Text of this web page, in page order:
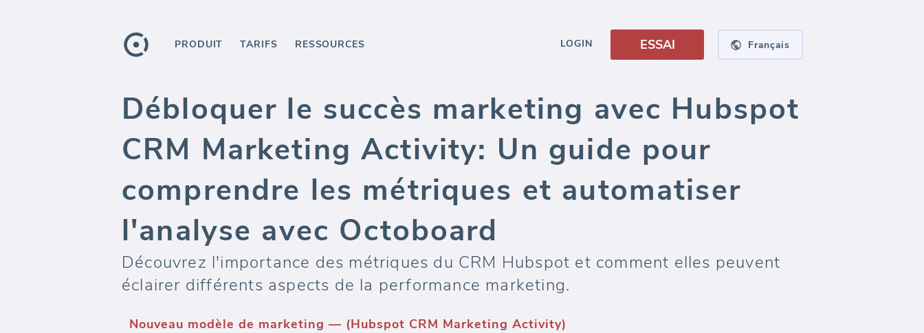
PRODUIT TARIFS RESSOURCES LOGIN ESSAI Français
Débloquer le succès marketing avec Hubspot
CRM Marketing Activity: Un guide pour
comprendre les métriques et automatiser
l'analyse avec Octoboard
Découvrez l'importance des métriques du CRM Hubspot et comment elles peuvent
éclairer différents aspects de la performance marketing.
Nouveau modèle de marketing — (Hubspot CRM Marketing Activity)